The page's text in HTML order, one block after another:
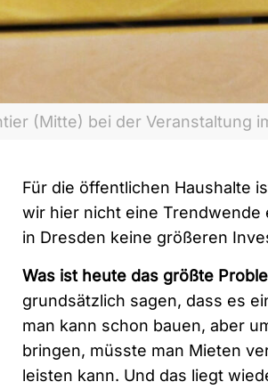
(Mitte) bei der Veranstaltung
Für die öffentlichen Haushalte
wir hier nicht eine
in Dresden keine größeren
Was ist heute das größte
grundsätzlich sagen, dass es
man kann schon bauen, aber
bringen, müsste man Mieten
leisten kann. Und das liegt